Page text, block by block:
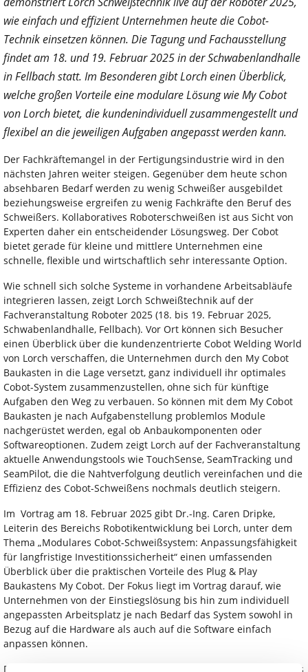
wie einfach und effizient Unternehmen heute die Cobot-
Technik einsetzen können. Die Tagung und Fachausstellung
findet am 18. und 19. Februar 2025 in der Schwabenlandhalle
in Fellbach statt. Im Besonderen gibt Lorch einen Überblick,
welche großen Vorteile eine modulare Lösung wie My Cobot
von Lorch bietet, die kundenindividuell zusammengestellt und
flexibel an die jeweiligen Aufgaben angepasst werden kann.
Der Fachkräftemangel in der Fertigungsindustrie wird in den
nächsten Jahren weiter steigen. Gegenüber dem heute schon
absehbaren Bedarf werden zu wenig Schweißer ausgebildet
beziehungsweise ergreifen zu wenig Fachkräfte den Beruf des
Schweißers. Kollaboratives Roboterschweißen ist aus Sicht von
Experten daher ein entscheidender Lösungsweg. Der Cobot
bietet gerade für kleine und mittlere Unternehmen eine
schnelle, flexible und wirtschaftlich sehr interessante Option.
Wie schnell sich solche Systeme in vorhandene Arbeitsabläufe
integrieren lassen, zeigt Lorch Schweißtechnik auf der
Fachveranstaltung Roboter 2025 (18. bis 19. Februar 2025,
Schwabenlandhalle, Fellbach). Vor Ort können sich Besucher
einen Überblick über die kundenzentrierte Cobot Welding World
von Lorch verschaffen, die Unternehmen durch den My Cobot
Baukasten in die Lage versetzt, ganz individuell ihr optimales
Cobot-System zusammenzustellen, ohne sich für künftige
Aufgaben den Weg zu verbauen. So können mit dem My Cobot
Baukasten je nach Aufgabenstellung problemlos Module
nachgerüstet werden, egal ob Anbaukomponenten oder
Softwareoptionen. Zudem zeigt Lorch auf der Fachveranstaltung
aktuelle Anwendungstools wie TouchSense, SeamTracking und
SeamPilot, die die Nahtverfolgung deutlich vereinfachen und die
Effizienz des Cobot-Schweißens nochmals deutlich steigern.
Im Vortrag am 18. Februar 2025 gibt Dr.-Ing. Caren Dripke,
Leiterin des Bereichs Robotikentwicklung bei Lorch, unter dem
Thema „Modulares Cobot-Schweißsystem: Anpassungsfähigkeit
für langfristige Investitionssicherheit“ einen umfassenden
Überblick über die praktischen Vorteile des Plug & Play
Baukastens My Cobot. Der Fokus liegt im Vortrag darauf, wie
Unternehmen von der Einstiegslösung bis hin zum individuell
angepassten Arbeitsplatz je nach Bedarf das System sowohl in
Bezug auf die Hardware als auch auf die Software einfach
anpassen können.
Dr.-Ing. Caren Dripke: „Lorch hat als Marktführer gezeigt, dass es